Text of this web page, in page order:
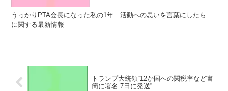
うっかりPTA会長になった私の1年 活動への思いを言葉にしたら…
に関する最新情報
トランプ大統領“12か国への関税率など書
簡に署名 7日に発送”